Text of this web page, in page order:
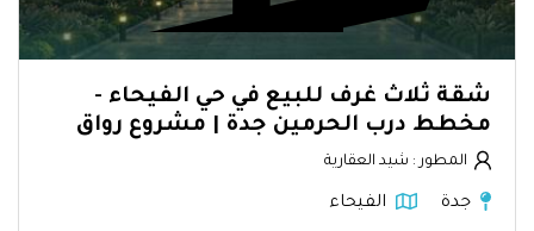
شقة ثلاث غرف للبيع في حي الفيحاء -
مخطط درب الحرمين جدة | مشروع رواق
المطور : شيد العقارية
جدة الفيحاء